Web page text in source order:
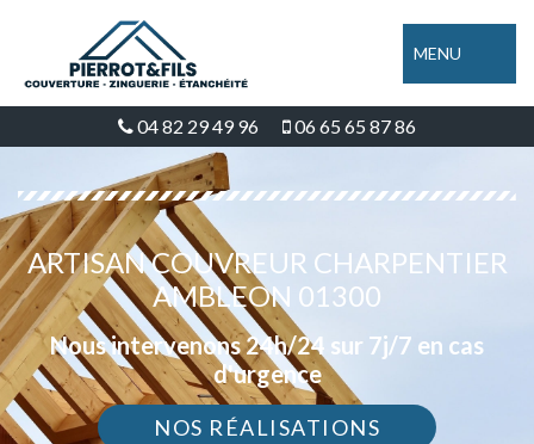
MENU
04 82 29 49 96 06 65 65 87 86
ARTISAN COUVREUR CHARPENTIER
AMBLEON 01300
Nous intervenons 24h/24 sur 7j/7 en cas
d'urgence
NOS RÉALISATIONS